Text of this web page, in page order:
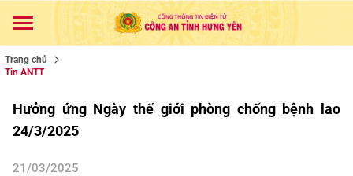
Trang chủ
Tin ANTT
Hưởng ứng Ngày thế giới phòng chống bệnh lao
24/3/2025
21/03/2025